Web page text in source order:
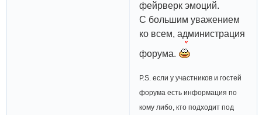
фейрверк эмоций.
С большим уважением
ко всем, администрация
форума.
P.S. если у участников и гостей
форума есть информация по
кому либо, кто подходит под